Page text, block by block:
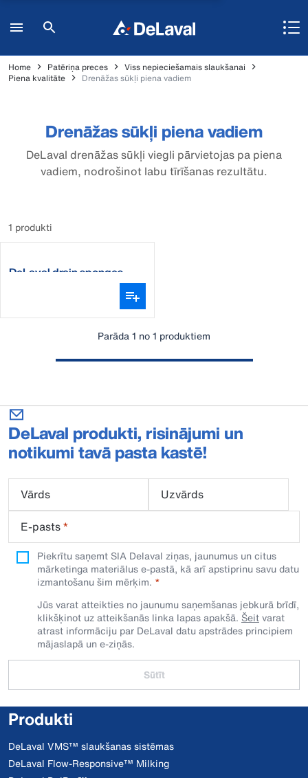
Home Patēriņa preces
Viss nepieciešamais slaukšanai
Piena kvalitāte
Drenāžas sūkļi piena vadiem
Drenāžas sūkļi piena vadiem
DeLaval drenāžas sūkļi viegli pārvietojas pa piena
vadiem, nodrošinot labu tīrīšanas rezultātu.
1 produkti
DeLaval drain sponges
Parāda 1 no 1 produktiem
DeLaval produkti, risinājumi un
notikumi tavā pasta kastē!
Vārds
Uzvārds
E-pasts*
Piekrītu saņemt SIA Delaval ziņas, jaunumus un citus
mārketinga materiālus e-pastā, kā arī apstiprinu savu datu
izmantošanu šim mērķim.
Jūs varat atteikties no jaunumu saņemšanas jebkurā brīdī,
klikšķinot uz atteikšanās linka lapas apakšā. Šeitvarat
atrast informāciju par DeLaval datu apstrādes principiem
mājaslapā un e-ziņās.
Sūtīt
Produkti
DeLaval VMS™ slaukšanas sistēmas
DeLaval Flow-Responsive™ Milking